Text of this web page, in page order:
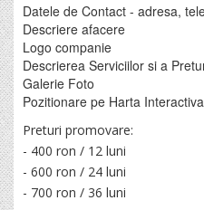
Datele de Contact - adresa,
Descriere afacere
Logo companie
Descrierea Serviciilor si a
Galerie Foto
Pozitionare pe Harta Interactiva
Preturi promovare:
- 400 ron / 12 luni
- 600 ron / 24 luni
- 700 ron / 36 luni